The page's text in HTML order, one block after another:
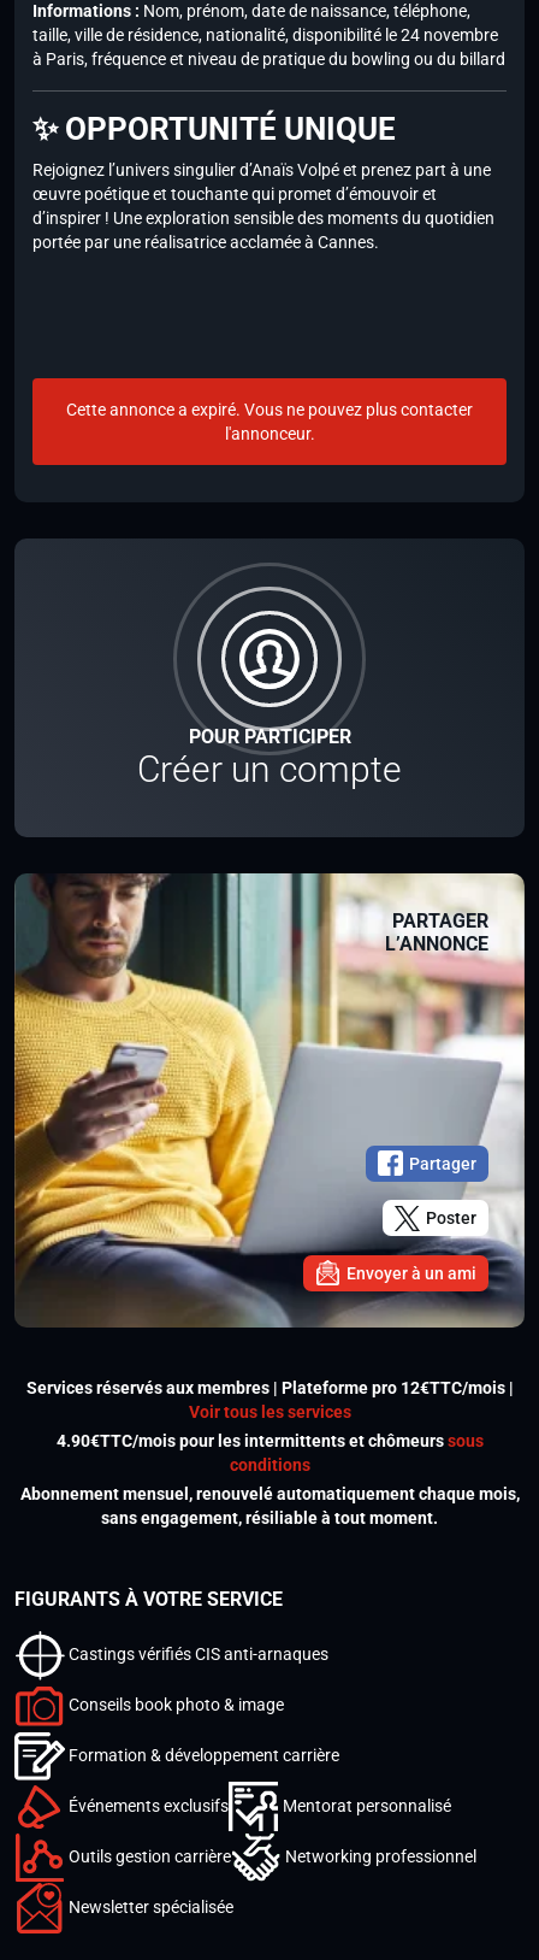
POUR PARTICIPER
Créer un compte
PARTAGER
L’ANNONCE
Partager
Poster
Envoyer à un ami
Informations : Nom, prénom, date de naissance, téléphone,
taille, ville de résidence, nationalité, disponibilité le 24 novembre
à Paris, fréquence et niveau de pratique du bowling ou du billard
✨ OPPORTUNITÉ UNIQUE
Rejoignez l’univers singulier d’Anaïs Volpé et prenez part à une
œuvre poétique et touchante qui promet d’émouvoir et
d’inspirer ! Une exploration sensible des moments du quotidien
portée par une réalisatrice acclamée à Cannes.
Cette annonce a expiré. Vous ne pouvez plus contacter
l'annonceur.
Services réservés aux membres | Plateforme pro 12€TTC/mois |
Voir tous les services
4.90€TTC/mois pour les intermittents et chômeurssous
conditions
Abonnement mensuel, renouvelé automatiquement chaque mois,
sans engagement, résiliable à tout moment.
FIGURANTS À VOTRE SERVICE
Castings vérifiés CIS anti-arnaques
Conseils book photo & image
Formation & développement carrière
Événements exclusifs Mentorat personnalisé
Outils gestion carrière Networking professionnel
Newsletter spécialisée